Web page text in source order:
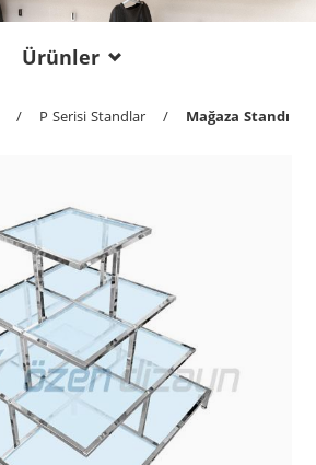
Ürünler
/ P Serisi Standlar / Mağaza Standı